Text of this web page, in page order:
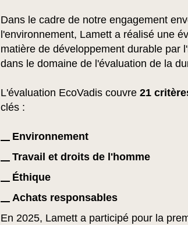
Dans le cadre de notre engagement
l'environnement, Lamett a réalisé une
matière de développement durable par
dans le domaine de l'évaluation de la
L'évaluation EcoVadis couvre21
clés :
Environnement
Travail et droits de l'homme
Éthique
Achats responsables
En 2025, Lamett a participé pour la